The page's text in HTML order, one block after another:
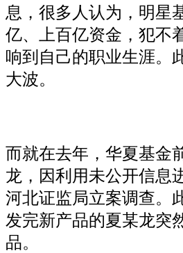
息，很多人认为，明星
亿、上百亿资金，犯不
响到自己的职业生涯。
大波。
而就在去年，华夏基金
龙，因利用未公开信息
河北证监局立案调查。
发完新产品的夏某龙突
品。